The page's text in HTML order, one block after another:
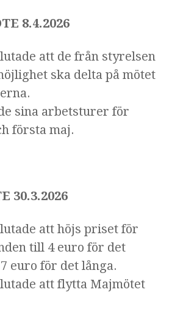
8.4.2026
att de från styrelsen
ska delta på mötet
sina arbetsturer för
första maj.
30.3.2026
att höjs priset för
till 4 euro för det
euro för det långa.
att flytta Majmötet